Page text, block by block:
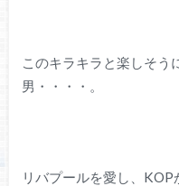
このキラキラと楽しそう
男・・・・。
リバプールを愛し、KOP